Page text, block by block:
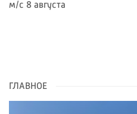
м/с 8 августа
ГЛАВНОЕ